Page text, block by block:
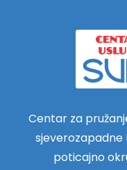
Centar za
sjeverozapadne
poticajno